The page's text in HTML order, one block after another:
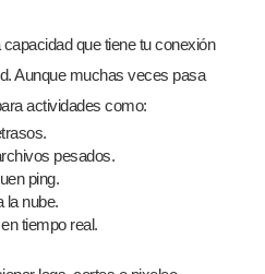
que tiene tu conexión
Aunque muchas veces pasa
actividades como:
pesados.
ping.
la nube.
tiempo real.